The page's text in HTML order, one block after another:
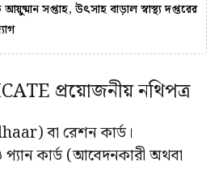
সপ্তাহ, উৎসাহ বাড়াল স্বাস্থ্য দপ্তরের
প্রয়োজনীয় নথিপত্র
বা রেশন কার্ড।
কার্ড (আবেদনকারী অথবা